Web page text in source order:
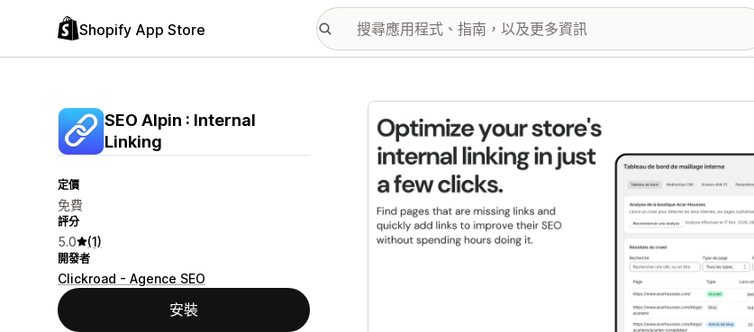
Shopify App Store
SEO Alpin : Internal
Linking
定價
免費
評分
5.0 (1)
開發者
Clickroad - Agence SEO
安裝
主要圖片圖庫